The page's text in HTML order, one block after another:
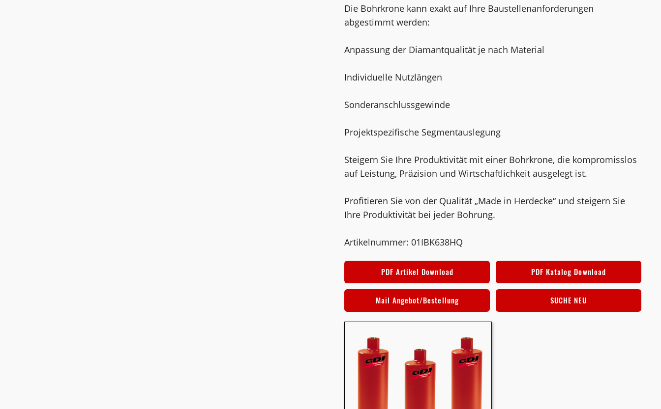
Die Bohrkrone kann exakt auf Ihre Baustellenanforderungen
abgestimmt werden:
Anpassung der Diamantqualität je nach Material
Individuelle Nutzlängen
Sonderanschlussgewinde
Projektspezifische Segmentauslegung
Steigern Sie Ihre Produktivität mit einer Bohrkrone, die kompromisslos
auf Leistung, Präzision und Wirtschaftlichkeit ausgelegt ist.
Profitieren Sie von der Qualität „Made in Herdecke“ und steigern Sie
Ihre Produktivität bei jeder Bohrung.
Artikelnummer: 01IBK638HQ
PDF Artikel Download PDF Katalog Download
Mail Angebot/Bestellung SUCHE NEU